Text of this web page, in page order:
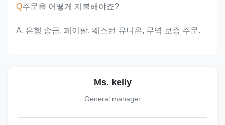
Q주문을 어떻게 지불해야죠?
A, 은행 송금, 페이팔, 웨스턴 유니온, 무역 보증 주문.
Ms. kelly
General manager